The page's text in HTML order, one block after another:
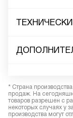
* Страна
продаж. На
товаров разрешен с
некоторых случаях у
производства могут